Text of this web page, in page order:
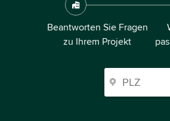
Beantworten Sie Fragen
zu Ihrem Projekt